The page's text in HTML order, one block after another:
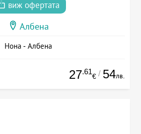
виж офертата
Албена
Нона - Албена
27.61
€ / 54лв.